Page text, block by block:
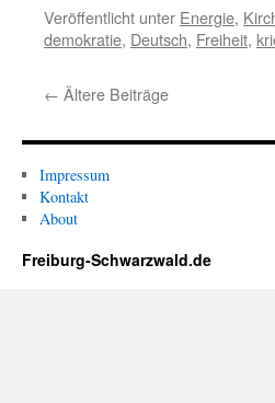
Veröffentlicht unter Energie,
demokratie, Deutsch, Freiheit,
← Ältere Beiträge
Impressum
Kontakt
About
Freiburg-Schwarzwald.de